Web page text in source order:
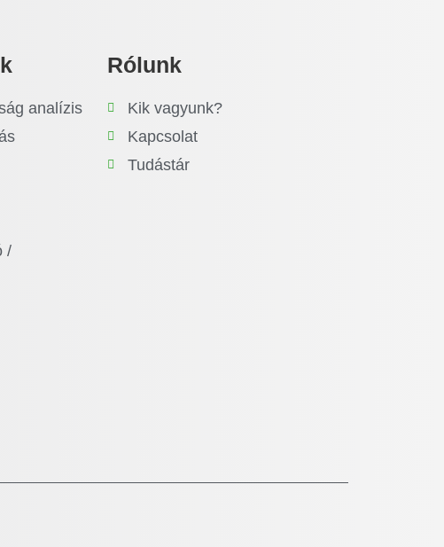
analízis
/
Rólunk
Kik vagyunk?
Kapcsolat
Tudástár